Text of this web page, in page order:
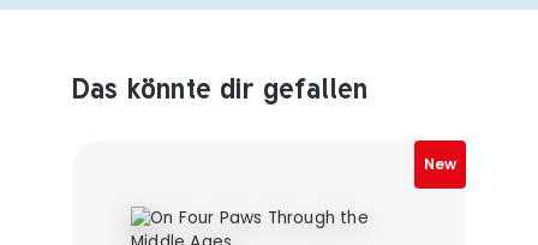
Produktempfehlungen überspringen
Das könnte dir gefallen
New